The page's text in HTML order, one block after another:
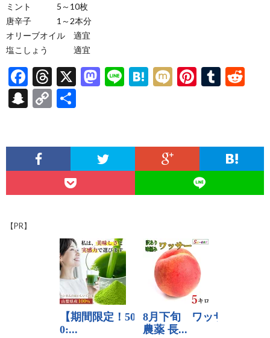
ミント 5～10枚
唐辛子 1～2本分
オリーブオイル 適宜
塩こしょう 適宜
F
ac
e
o
o
k
T
hr
ea
X
M
o
n
Li H
a
M Pi
t
T
r
t
S
pc
h
at
C
Li
n
【PR】